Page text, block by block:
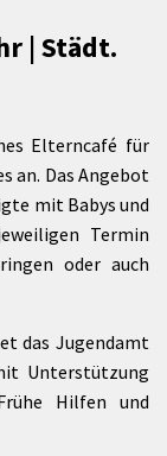
| Städt.
Elterncafé für
an. Das Angebot
mit Babys und
Termin
oder auch
das Jugendamt
Unterstützung
Hilfen und